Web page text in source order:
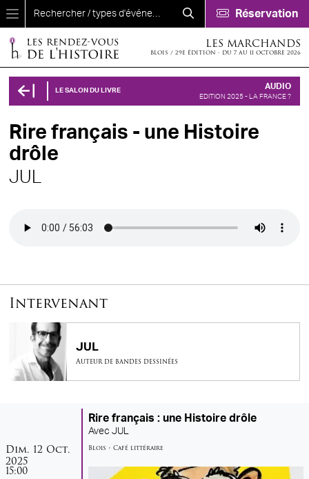
Aller au contenu principal
Réservation
LES MARCHANDS
BLOIS / 29E ÉDITION - DU 7 AU 11 OCTOBRE 2026
LE SALON DU LIVRE
AUDIO
EDITION 2025 - LA FRANCE ?
Rire français - une Histoire
drôle
JUL
Intervenant
JUL
Auteur de bandes dessinées
dimanche
Dim. 12 octobre
Oct.
2025
15:00
Rire français : une Histoire drôle
Avec JUL
Blois • Café littéraire